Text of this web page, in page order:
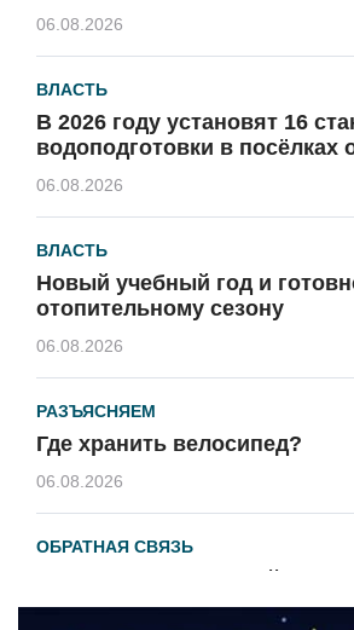
06.08.2026
ВЛАСТЬ
В 2026 году установят 16
водоподготовки в посёлках
06.08.2026
ВЛАСТЬ
Новый учебный год и
отопительному сезону
06.08.2026
РАЗЪЯСНЯЕМ
Где хранить велосипед?
06.08.2026
ОБРАТНАЯ СВЯЗЬ
Администрация онлайн